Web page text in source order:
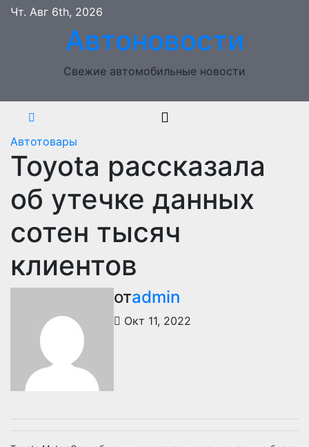
Перейти
содержимому
Чт. Авг 6th, 2026
Автоновости
Свежие автомобильные новости
Автотовары
Toyota рассказала
об утечке данных
сотен тысяч
клиентов
отadmin
Окт 11, 2022